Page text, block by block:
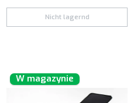
Nicht lagernd
W magazynie